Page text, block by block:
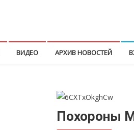
ВИДЕО АРХИВ НОВОСТЕЙ
Похороны